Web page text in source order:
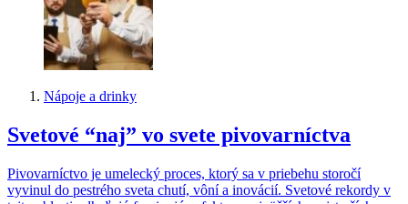
Nápoje a drinky
Svetové “naj” vo svete pivovarníctva
Pivovarníctvo je umelecký proces, ktorý sa v priebehu storočí
vyvinul do pestrého sveta chutí, vôní a inovácií. Svetové rekordy v